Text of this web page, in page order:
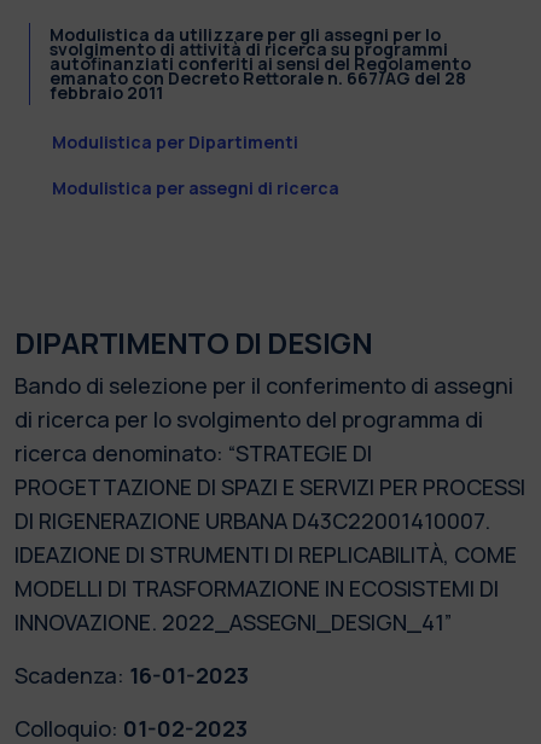
Modulistica da utilizzare per gli assegni per lo
svolgimento di attività di ricerca su programmi
autofinanziati conferiti ai sensi del Regolamento
emanato con Decreto Rettorale n. 667/AG del 28
febbraio 2011
Modulistica per Dipartimenti
Modulistica per assegni di ricerca
DIPARTIMENTO DI DESIGN
Bando di selezione per il conferimento di assegni
di ricerca per lo svolgimento del programma di
ricerca denominato: “STRATEGIE DI
PROGETTAZIONE DI SPAZI E SERVIZI PER PROCESSI
DI RIGENERAZIONE URBANA D43C22001410007.
IDEAZIONE DI STRUMENTI DI REPLICABILITÀ, COME
MODELLI DI TRASFORMAZIONE IN ECOSISTEMI DI
INNOVAZIONE. 2022_ASSEGNI_DESIGN_41”
Scadenza: 16-01-2023
Colloquio: 01-02-2023